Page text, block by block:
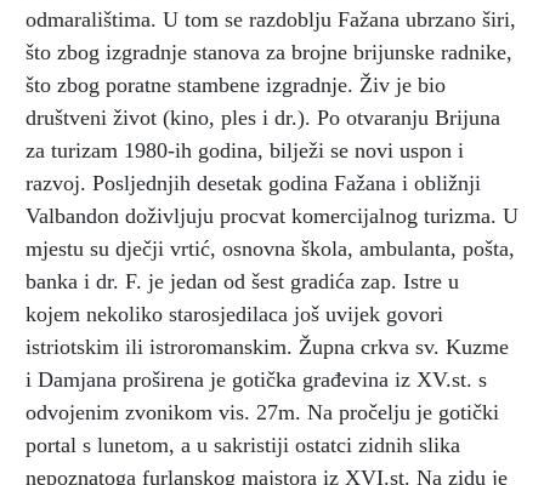
odmaralištima. U tom se razdoblju Fažana ubrzano širi,
što zbog izgradnje stanova za brojne brijunske radnike,
što zbog poratne stambene izgradnje. Živ je bio
društveni život (kino, ples i dr.). Po otvaranju Brijuna
za turizam 1980-ih godina, bilježi se novi uspon i
razvoj. Posljednjih desetak godina Fažana i obližnji
Valbandon doživljuju procvat komercijalnog turizma. U
mjestu su dječji vrtić, osnovna škola, ambulanta, pošta,
banka i dr. F. je jedan od šest gradića zap. Istre u
kojem nekoliko starosjedilaca još uvijek govori
istriotskim ili istroromanskim. Župna crkva sv. Kuzme
i Damjana proširena je gotička građevina iz XV.st. s
odvojenim zvonikom vis. 27m. Na pročelju je gotički
portal s lunetom, a u sakristiji ostatci zidnih slika
nepoznatoga furlanskog majstora iz XVI.st. Na zidu je